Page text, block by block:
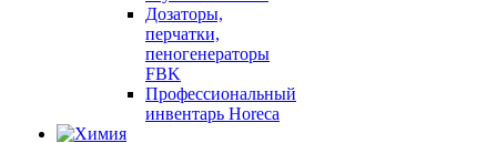
Дозаторы,
перчатки,
пеногенераторы
FBK
Профессиональный
инвентарь Horeca